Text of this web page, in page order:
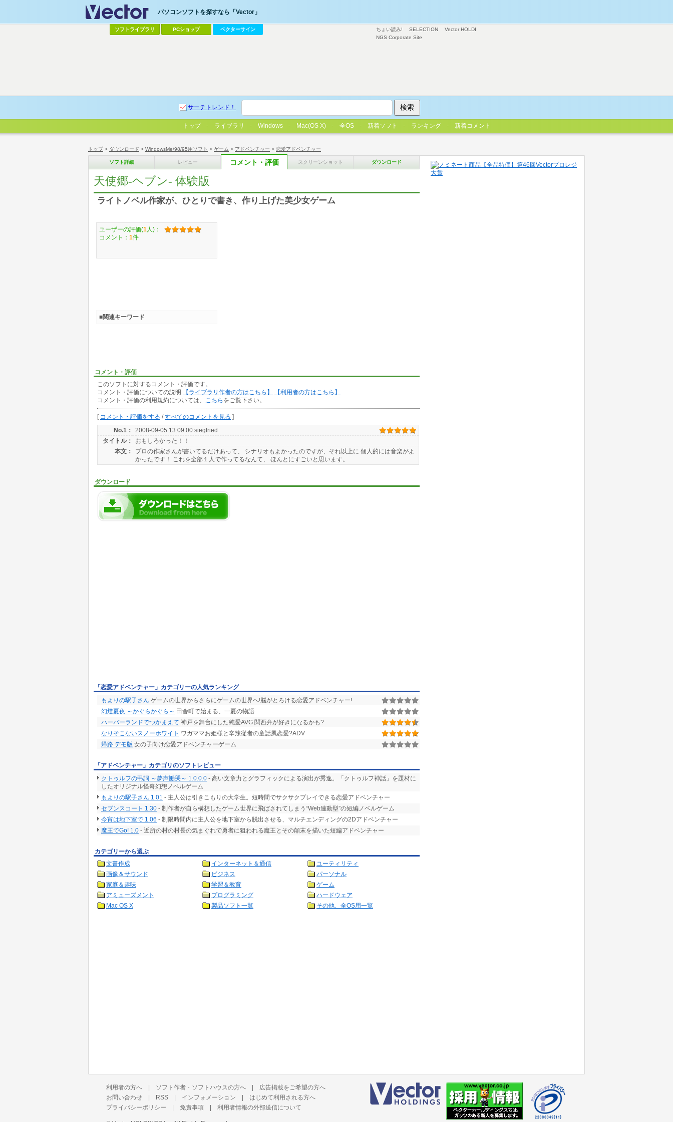
トップ> ダウンロード > WindowsMe/98/95用ソフト > ゲーム > アドベンチャー > 恋愛アドベンチャー
ソフト詳細 レビュー コメント・評価 スクリーンショット ダウンロード
天使郷-ヘブン- 体験版
ライトノベル作家が、ひとりで書き、作り上げた美少女ゲーム
コメント・評価
このソフトに対するコメント・評価です。
コメント・評価についての説明
【ライブラリ作者の方はこちら】
【利用者の方はこちら】
コメント・評価の利用規約については、
こちら をご覧下さい。
[ コメント・評価をする /すべてのコメントを見る ]
No.1：
2008-09-05 13:09:00 siegfried
タイトル：
おもしろかった！！
本文：
プロの作家さんが書いてるだけあって、 シナリオもよかったのですが、それ以上に 個人的には音楽がよ
かったです！ これを全部１人で作ってるなんて、 ほんとにすごいと思います。
ダウンロード
ユーザーの評価(1 人)：
コメント： 1件
■関連キーワード
「恋愛アドベンチャー」カテゴリーの人気ランキング
もよりの駅子さん ゲームの世界からさらにゲームの世界へ!脳がとろける恋愛アドベンチャー!
幻燈夏夜 ～かぐらかぐら～ 田舎町で始まる、一夏の物語
ハーバーランドでつかまえて 神戸を舞台にした純愛AVG 関西弁が好きになるかも?
なりそこないスノーホワイト ワガママお姫様と辛辣従者の童話風恋愛?ADV
帰路 デモ版 女の子向け恋愛アドベンチャーゲーム
「アドベンチャー」カテゴリのソフトレビュー
クトゥルフの弔詞 ～夢声慟哭～ 1.0.0.0 - 高い文章力とグラフィックによる演出が秀逸。「クトゥルフ神話」を題材に
したオリジナル怪奇幻想ノベルゲーム
もよりの駅子さん 1.01 - 主人公は引きこもりの大学生。短時間でサクサクプレイできる恋愛アドベンチャー
セブンスコート 1.30 - 制作者が自ら構想したゲーム世界に飛ばされてしまう“Web連動型”の短編ノベルゲーム
今宵は地下室で 1.06 - 制限時間内に主人公を地下室から脱出させる、マルチエンディングの2Dアドベンチャー
魔王でGo! 1.0 - 近所の村の村長の気まぐれで勇者に狙われる魔王とその顛末を描いた短編アドベンチャー
カテゴリーから選ぶ
文書作成
インターネット＆通信
ユーティリティ
画像＆サウンド
ビジネス
パーソナル
家庭＆趣味
学習＆教育
ゲーム
アミューズメント
プログラミング
ハードウェア
Mac OS X
製品ソフト一覧 その他、全OS用一覧
ちょい読み! SELECTION
Vector HOLDI
NGS Corporate Site
パソコンソフトを探すなら「Vector」
ソフトライブラリ PCショップ ベクターサイン
サーチトレンド！
トップ ライブラリ Windows Mac(OS X) 全OS 新着ソフト ランキング 新着コメント
利用者の方へ | ソフト作者・ソフトハウスの方へ | 広告掲載をご希望の方へ
お問い合わせ | RSS | インフォメーション | はじめて利用される方へ
プライバシーポリシー | 免責事項 | 利用者情報の外部送信について